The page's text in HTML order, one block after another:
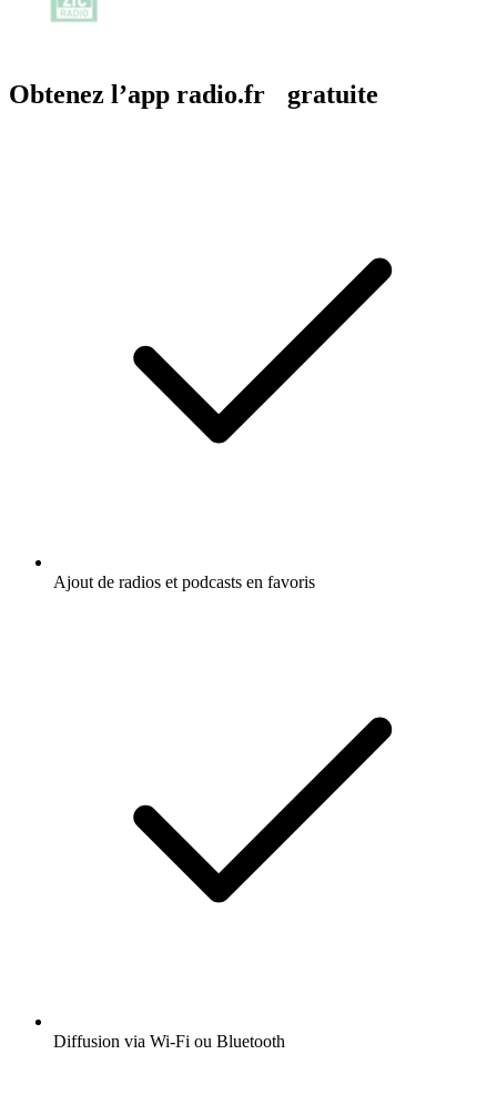
Obtenez l’app radio.fr gratuite
Ajout de radios et podcasts en favoris
Diffusion via Wi-Fi ou Bluetooth